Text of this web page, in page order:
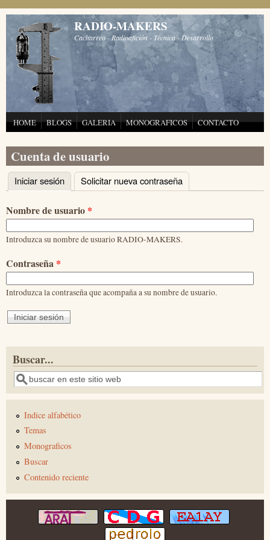
Pasar al contenido principal
RADIO-MAKERS
Cacharreo - Radioafición - Técnica - Desarrollo
HOME BLOGS GALERIA MONOGRAFICOS CONTACTO
Cuenta de usuario
Solapas principales
Iniciar sesión (solapa activa)
Solicitar nueva contraseña
Nombre de usuario *
Introduzca su nombre de usuario RADIO-MAKERS.
Contraseña *
Introduzca la contraseña que acompaña a su nombre de usuario.
Buscar...
Buscar
Indice alfabético
Temas
Monograficos
Buscar
Contenido reciente